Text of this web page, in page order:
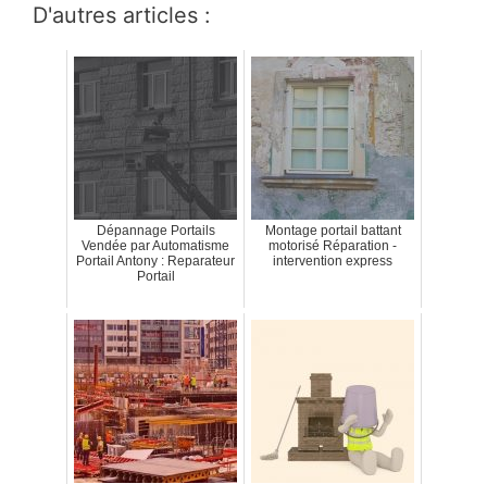
D'autres articles :
Dépannage Portails
Vendée par Automatisme
Portail Antony : Reparateur
Portail
Montage portail battant
motorisé Réparation -
intervention express